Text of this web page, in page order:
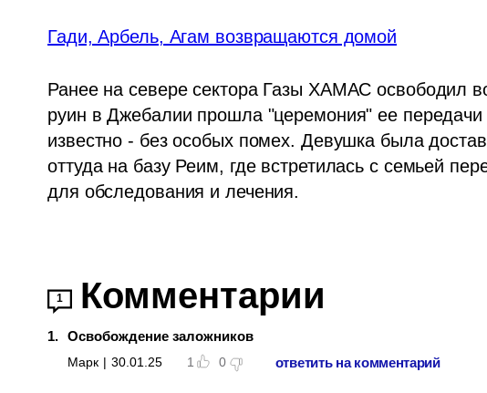
Гади, Арбель, Агам возвращаются домой
Ранее на севере сектора Газы ХАМАС освободил
руин в Джебалии прошла "церемония" ее передачи
известно - без особых помех. Девушка была
оттуда на базу Реим, где встретилась с семьей
для обследования и лечения.
1 Комментарии
1. Освобождение заложников
Марк | 30.01.25 1 0 ответить на комментарий